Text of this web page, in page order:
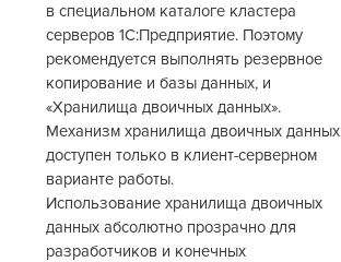
в специальном каталоге кластера
серверов 1С:Предприятие. Поэтому
рекомендуется выполнять резервное
копирование и базы данных, и
«Хранилища двоичных данных».
Механизм хранилища двоичных данных
доступен только в клиент-серверном
варианте работы.
Использование хранилища двоичных
данных абсолютно прозрачно для
разработчиков и конечных